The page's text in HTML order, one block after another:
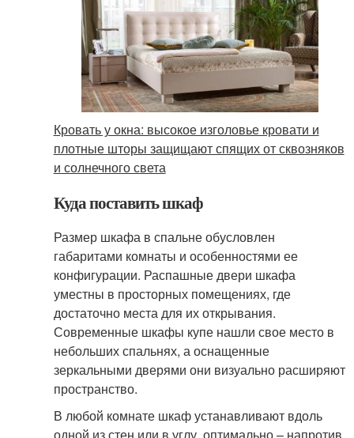
Кровать у окна: высокое изголовье кровати и
плотные шторы защищают спящих от сквозняков
и солнечного света
Куда поставить шкаф
Размер шкафа в спальне обусловлен
габаритами комнаты и особенностями ее
конфигурации. Распашные двери шкафа
уместны в просторных помещениях, где
достаточно места для их открывания.
Современные шкафы купе нашли свое место в
небольших спальнях, а оснащенные
зеркальными дверями они визуально расширяют
пространство.
В любой комнате шкаф устанавливают вдоль